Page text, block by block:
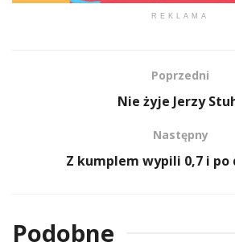
REKLAMA
Poprzedni
Nie żyje Jerzy
Następny
Z kumplem wypili 0,7 i po
Podobne